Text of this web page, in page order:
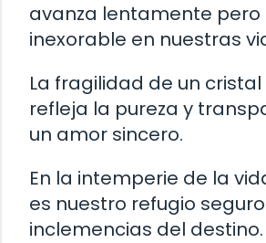
avanza lentamente pero
inexorable en nuestras
La fragilidad de un
refleja la pureza y
un amor sincero.
En la intemperie de la
es nuestro refugio
inclemencias del destino.